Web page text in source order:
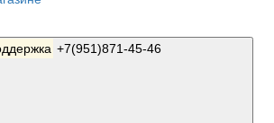
+7(951)871-45-46